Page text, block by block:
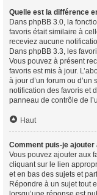
Quelle est la différence
Dans phpBB 3.0, la
favoris était similaire à
receviez aucune
Dans phpBB 3.3, les
Vous pouvez à présent
favoris est mis à jour.
à jour d’un forum ou
notification des favoris et
panneau de contrôle de
Haut
Comment puis-je ajouter
Vous pouvez ajouter aux
cliquant sur le lien
et en bas des sujets et
Répondre à un sujet tout